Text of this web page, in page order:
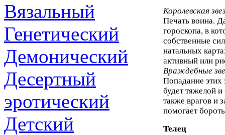
Вязальный
Генетический
Демонический
Десертный
эротический
Детский
Королевская
Печать воина.
гороскопа, в
собственные
натальных
активный или
Враждебные
Попадание этих
будет тяжелой
также врагов и
помогает
Телец